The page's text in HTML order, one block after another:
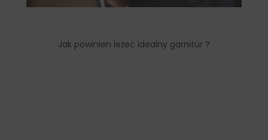
Jak powinien leżeć idealny garnitur ?